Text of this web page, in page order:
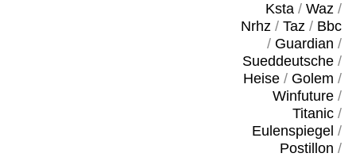
Ksta/ Waz/
Nrhz/ Taz/ Bbc
/ Guardian /
Sueddeutsche/
Heise/ Golem /
Winfuture/
Titanic/
Eulenspiegel /
Postillon /